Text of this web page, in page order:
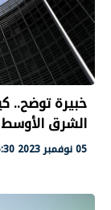
خبيرة توضح..
الشرق الأوسط
05 نوفمبر 2023 05:30 ص